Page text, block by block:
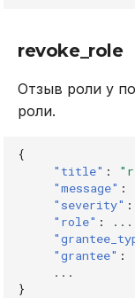
revoke_role
Отзыв роли у
роли.
{
"title" :
"message" :
"severity" :
"role" : ...
"grantee" :
...
}